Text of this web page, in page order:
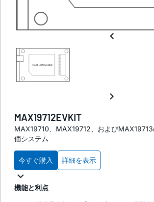
MAX19712EVKIT
MAX19710、MAX19712、および
価システム
今すぐ購入 詳細を表示
機能と利点